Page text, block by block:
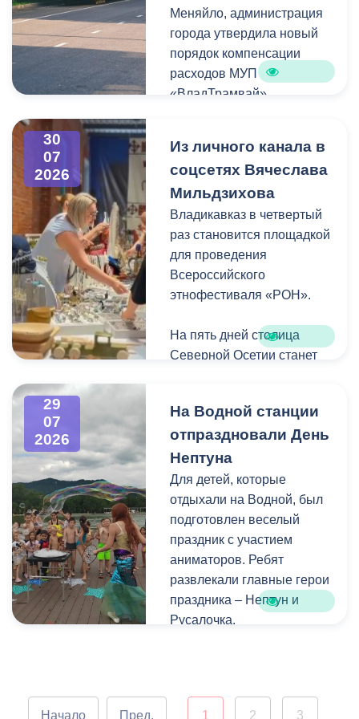
преобразования
набережной Терека как
главной прогулочной зоны
Владикавказа.
Колхидова и руководителя
Северо-Осетинского
отделения студенческих
отрядов Олега Габараева
и всех неравнодушных
гуманитарной помощи для
бойцов.
Мой канал в Макс.
Меняйло, администрация
города утвердила новый
порядок компенсации
расходов МУП
«ВладТрамвай».
проездной, необходимо
сдать фотографию 3×4 в
администрацию своей
школы. Проездной будет
действовать до конца
календарного года.
Пользоваться проездным
удостоверением может
которого он оформлен.
Владикавказа обещала,
что льгота сохранится и
будет предоставляться в
рамках нового
нормативного порядка.
Изменения были связаны
с тем, что в начале 2026
года полномочия по
организации
пассажирских перевозок
перешли в
30
07
2026
Из личного канала в
соцсетях Вячеслава
Мильдзихова
Владикавказ в четвертый
раз становится площадкой
для проведения
Всероссийского
этнофестиваля «РОН».
На пять дней столица
Северной Осетии станет
богатейшее культурное
наследие нашей великой
России.
29
07
2026
На Водной станции
отпраздновали День
Нептуна
Для детей, которые
отдыхали на Водной, был
подготовлен веселый
праздник с участием
аниматоров. Ребят
развлекали главные герои
праздника – Нептун и
Русалочка.
Цгоев, празднование Дня
Начало Пред. 1 2 3